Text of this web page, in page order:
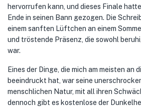
hervorrufen kann, und dieses Finale
Ende in seinen Bann gezogen. Die
einem sanften Lüftchen an einem
und tröstende Präsenz, die sowohl
war.
Eines der Dinge, die mich am meisten an
beeindruckt hat, war seine
menschlichen Natur, mit all ihren
dennoch gibt es kostenlose der